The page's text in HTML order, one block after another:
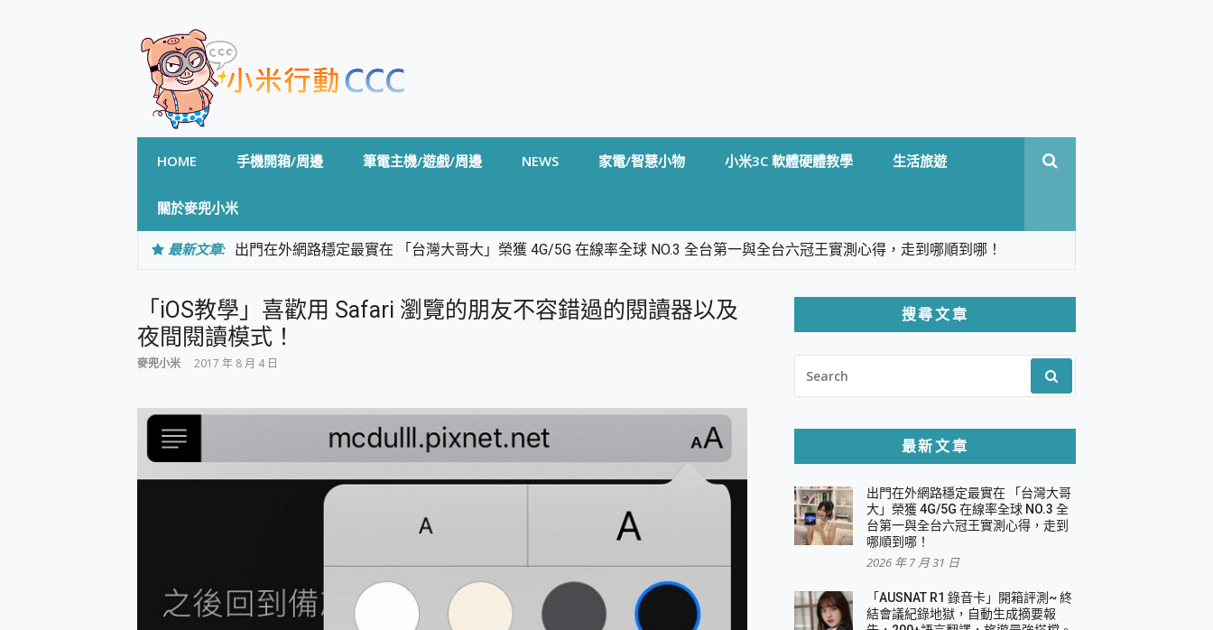
HOME 手機開箱/周邊 筆電主機/遊戲/周邊 NEWS 家電/智慧小物 小米3C 軟體硬體教學 生活旅遊
關於麥兜小米
最新文章: 出門在外網路穩定最實在 「台灣大哥大」榮獲 4G/5G 在線率全球 NO.3 全台第一與全台六冠王實測心得，走到哪順到哪！
專為 PC上的 XBOX和掌機設計的 FireCuda X1070 SSD 固態硬碟開箱 評測
台灣製攝影機在這裡，100%全無線設計 SpotCam Solo Eco 太陽能防水雲端攝影機 SpotCam Solo 3 2.5K高畫質戶外攝影機 開箱 評
測
電力超超超持久 MSI 微星 Prestige 14 AI+ D3MG-031TW 14吋 開箱評價，AI輕薄商務筆電 Copilot+ PC
防窺黑科技 Galaxy S26 Ultra系列保護貼怎麼選？imos AR 低反光玻璃、藍寶石鏡頭貼與軍規防摔殼完整開箱評價
AI 支付 一錶搞定大小事 Xiaomi Watch 5 開箱 評測
超驚艷 讓人一眼就愛上 LENOVO 聯想 Yoga Book 9 14吋 AI輕薄筆電 開箱 評測
美到讓人超想擁有 moto pad 60 系列 與 Moto | Swarovski razr 60 冰藍限定版本 開箱 評測
好用的 EaseUS Partition Master 讓您輕鬆的移除與格式化有防寫保護的隨身碟或SD卡
一鍵修復模糊影片、舊照的 AI 好幫手! VideoProc Converter AI 新版全解析 × 年末優惠，一篇全看懂
小朋友才做選擇 投影機 RGB藍牙音響 氛圍情境燈 我通通都要！ Starfish 2 幻彩膠囊投影機｜結合「 智慧投影 & 煥彩流動 」的沈浸
外型超吸晴~ 給您絕佳操控體驗 GravaStar Mercury K1 系列 異星機械鍵盤與 Mercury X 系列 輕量無線電競滑鼠 開箱 評測
開箱~變身「蜘蛛人」椅子軍師！MSI MPG 491CQP QD-OLED 超寬曲面電競螢幕，多工辦公、爽度滿滿的終極桌面體驗
iPhone 17 系列 有認證的防護來囉！ imos 首家導入 UL MCV 行銷宣告驗證的手機配件品牌
DJI Osmo Pocket 3 爽爽帶回家 歡慶 EaseUS 21 週年到來，「Slogan 海報徵稿活動」好康大放送
「iOS教學」喜歡用 Safari 瀏覽的朋友不容錯過的閱讀器以及
夜間閱讀模式！
麥兜小米 2017 年 8 月 4 日
搜尋文章
FOR:
最新文章
出門在外網路穩定最實在 「台灣大哥
大」榮獲 4G/5G 在線率全球 NO.3 全
台第一與全台六冠王實測心得，走到
哪順到哪！
2026 年 7 月 31 日
「AUSNAT R1 錄音卡」開箱評測~ 終
結會議紀錄地獄，自動生成摘要報